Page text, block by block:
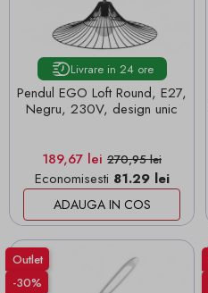
Livrare in 24 ore
Pendul EGO Loft Round, E27,
Negru, 230V, design unic
Pret
189,67 lei Pret de baza
270,95 lei
Economisesti 81.29 lei
ADAUGA IN COS
Outlet
-30%